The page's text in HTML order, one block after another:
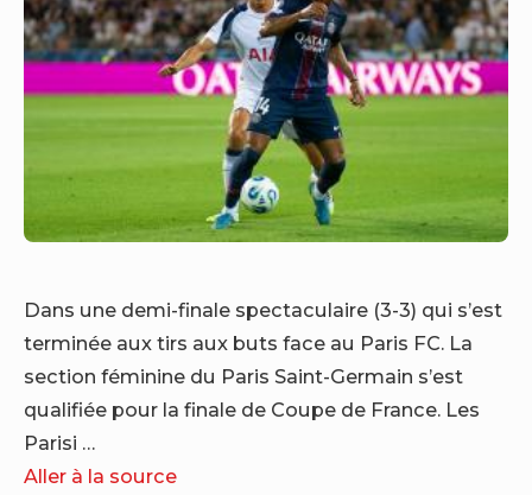
Dans une demi-finale spectaculaire (3-3) qui s’est
terminée aux tirs aux buts face au Paris FC. La
section féminine du Paris Saint-Germain s’est
qualifiée pour la finale de Coupe de France. Les
Parisi …
Aller à la source